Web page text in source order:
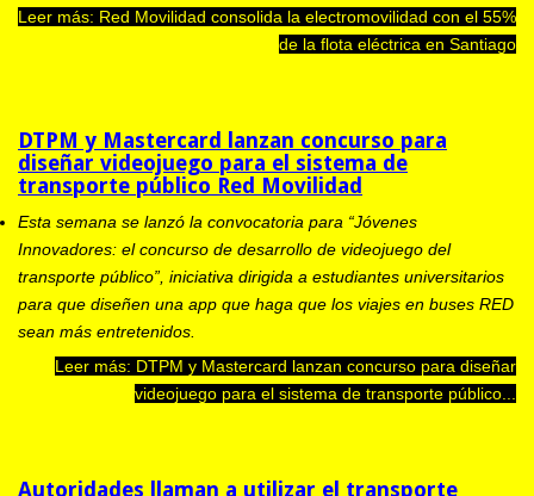
Leer más: Red Movilidad consolida la electromovilidad con el 55%
de la flota eléctrica en Santiago
DTPM y Mastercard lanzan concurso para
diseñar videojuego para el sistema de
transporte público Red Movilidad
Esta semana se lanzó la convocatoria para “Jóvenes
Innovadores: el concurso de desarrollo de videojuego del
transporte público”, iniciativa dirigida a estudiantes universitarios
para que diseñen una app que haga que los viajes en buses RED
sean más entretenidos.
Leer más: DTPM y Mastercard lanzan concurso para diseñar
videojuego para el sistema de transporte público...
Autoridades llaman a utilizar el transporte